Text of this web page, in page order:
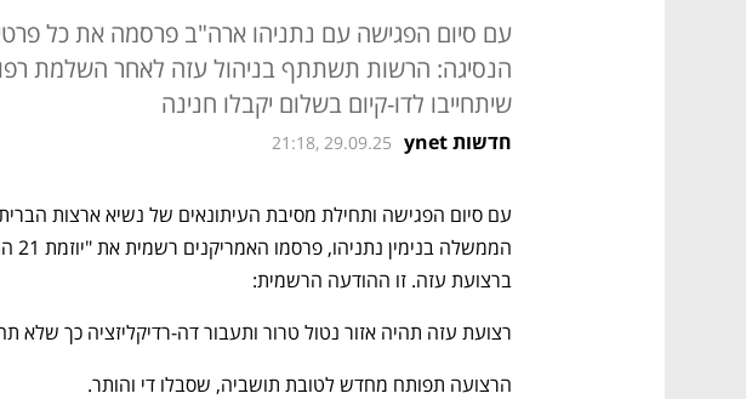
עם סיום הפגישה עם נתניהו ארה"ב פרסמה את כל
הנסיגה: הרשות תשתתף בניהול עזה לאחר השלמת
שיתחייבו לדו-קיום בשלום יקבלו חנינה
חדשות ynet 21:18, 29.09.25
ברצועת עזה. זו ההודעה הרשמית:
רצועת עזה תהיה אזור נטול טרור ותעבור דה-רדיקליזציה כך שלא
הרצועה תפותח מחדש לטובת תושביה, שסבלו די והותר.